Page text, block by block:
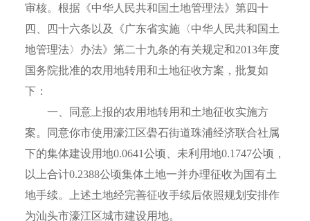
审核。根据《中华人民共和国土地管理法》第四十
四、四十六条以及《广东省实施〈中华人民共和国土
地管理法〉办法》第二十九条的有关规定和2013年度
国务院批准的农用地转用和土地征收方案，批复如
下：
一、同意上报的农用地转用和土地征收实施方
案。同意你市使用濠江区礐石街道珠浦经济联合社属
下的集体建设用地0.0641公顷、未利用地0.1747公顷，
以上合计0.2388公顷集体土地一并办理征收为国有土
地手续。上述土地经完善征收手续后依照规划安排作
为汕头市濠江区城市建设用地。